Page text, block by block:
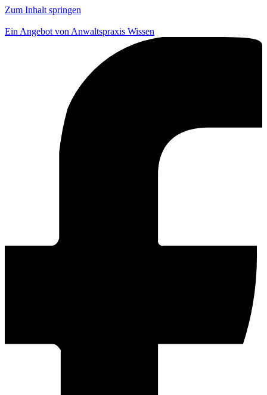
Zum Inhalt springen
Ein Angebot von Anwaltspraxis Wissen